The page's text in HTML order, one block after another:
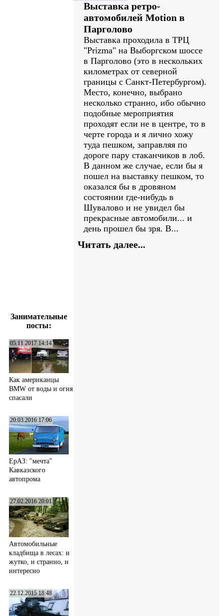
Занимательные
посты:
05.11.2017 14:14
Как американцы
BMW от воды и огня
спасали
20.03.2016 17:06
ЕрАЗ: "мечта"
Кавказского
автопрома
27.02.2016 20:01
Автомобильные
кладбища в лесах: и
жутко, и странно, и
интересно
22.12.2015 18:48
Выставка ретро-
автомобилей Motion в
Парголово
Выставка проходила в ТРЦ
"Prizma" на Выборгском шоссе
в Парголово (это в нескольких
километрах от северной
границы с Санкт-Петербургом).
Место, конечно, выбрано
несколько странно, ибо обычно
подобные мероприятия
проходят если не в центре, то в
черте города и я лично хожу
туда пешком, заправляя по
дороге пару стаканчиков в лоб.
В данном же случае, если бы я
пошел на выставку пешком, то
оказался бы в дровяном
состоянии где-нибудь в
Шувалово и не увидел бы
прекрасные автомобили... и
день прошел бы зря. В...
Читать далее...